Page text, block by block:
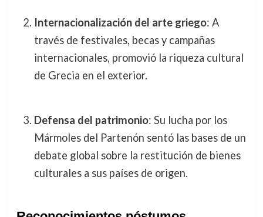
Internacionalización del arte griego: A
través de festivales, becas y campañas
internacionales, promovió la riqueza cultural
de Grecia en el exterior.
Defensa del patrimonio: Su lucha por los
Mármoles del Partenón sentó las bases de un
debate global sobre la restitución de bienes
culturales a sus países de origen.